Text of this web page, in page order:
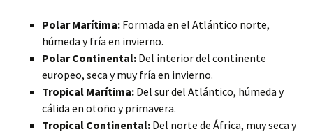
Polar Marítima: Formada en el Atlántico norte,
húmeda y fría en invierno.
Polar Continental: Del interior del continente
europeo, seca y muy fría en invierno.
Tropical Marítima: Del sur del Atlántico, húmeda y
cálida en otoño y primavera.
Tropical Continental: Del norte de África, muy seca y